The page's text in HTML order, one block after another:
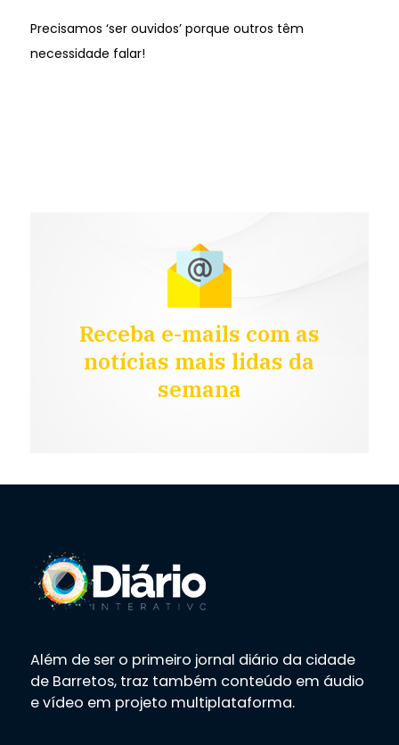
Precisamos ‘ser ouvidos’ porque outros têm
necessidade falar!
Receba e-mails com as
notícias mais lidas da
semana
Além de ser o primeiro jornal diário da cidade
de Barretos, traz também conteúdo em áudio
e vídeo em projeto multiplataforma.